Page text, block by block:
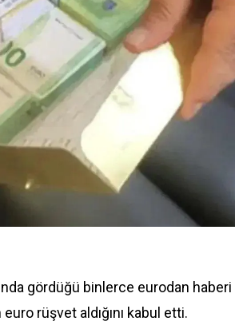
gördüğü binlerce eurodan haberi
rüşvet aldığını kabul etti.